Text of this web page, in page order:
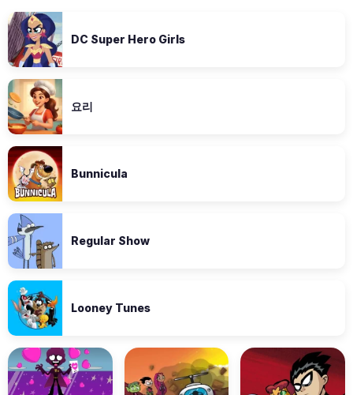
DC Super Hero Girls
요리
Bunnicula
Regular Show
Looney Tunes